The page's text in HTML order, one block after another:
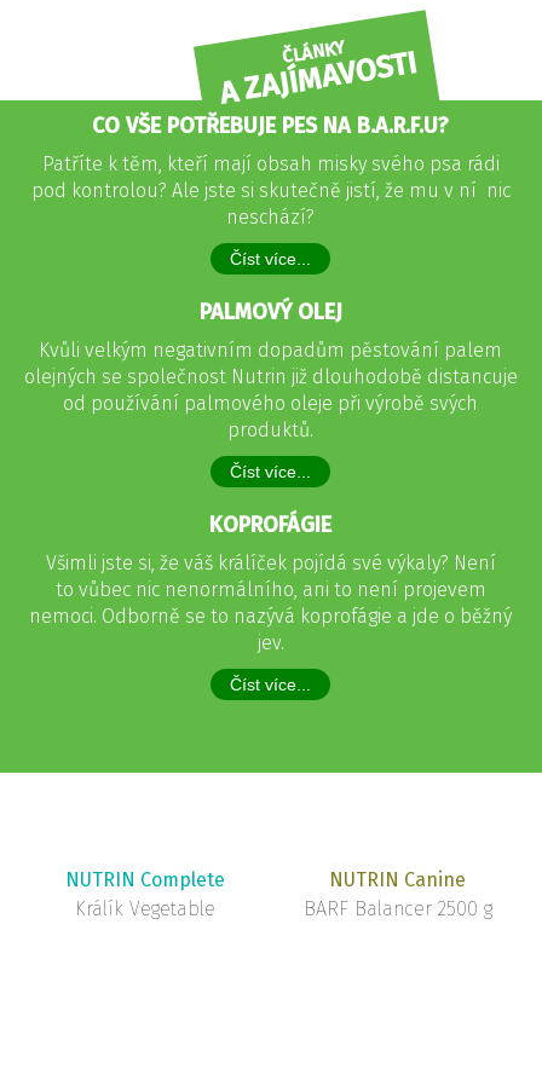
ČLÁNKY
A ZAJÍMAVOSTI
CO VŠE POTŘEBUJE PES NA B.A.R.F.U?
Patříte k těm, kteří mají obsah misky svého psa rádi
pod kontrolou? Ale jste si skutečně jistí, že mu v ní nic
neschází?
Číst více...
PALMOVÝ OLEJ
Kvůli velkým negativním dopadům pěstování palem
olejných se společnost Nutrin již dlouhodobě distancuje
od používání palmového oleje při výrobě svých
produktů.
Číst více...
KOPROFÁGIE
Všimli jste si, že váš králíček pojídá své výkaly? Není
to vůbec nic nenormálního, ani to není projevem
nemoci. Odborně se to nazývá koprofágie a jde o běžný
jev.
Číst více...
NUTRIN Complete
Králík Vegetable
NUTRIN Canine
BARF Balancer 2500 g